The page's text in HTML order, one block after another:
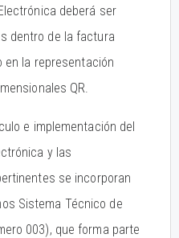
deberá ser
dentro de la factura
en la representación
QR.
e implementación del
y las
se incorporan
Sistema Técnico de
003), que forma parte